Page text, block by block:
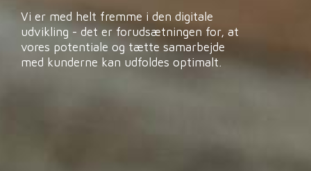
Vi er med helt fremme i den digitale
udvikling - det er forudsætningen for, at
vores potentiale og tætte samarbejde
med kunderne kan udfoldes optimalt.